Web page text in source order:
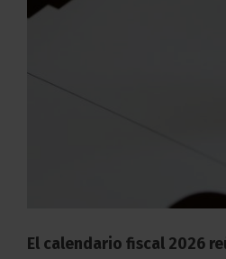
El calendario fiscal 2026